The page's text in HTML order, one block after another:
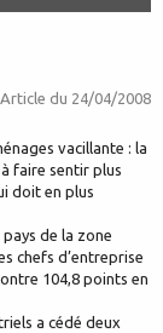
Article du 24/04/2008
vacillante : la
faire sentir plus
doit en plus
de la zone
chefs d’entreprise
104,8 points en
a cédé deux